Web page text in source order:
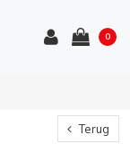
0
Terug